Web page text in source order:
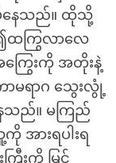
နေသည်။ ထိုသို့
ထကြွလာလေ
ကြွေးကို အတိုးနဲ့
ာမရာဂ သွေးလွုံ့
ေသည်။ မကြည်
အားရပါးရ
ြီးကို မြင်